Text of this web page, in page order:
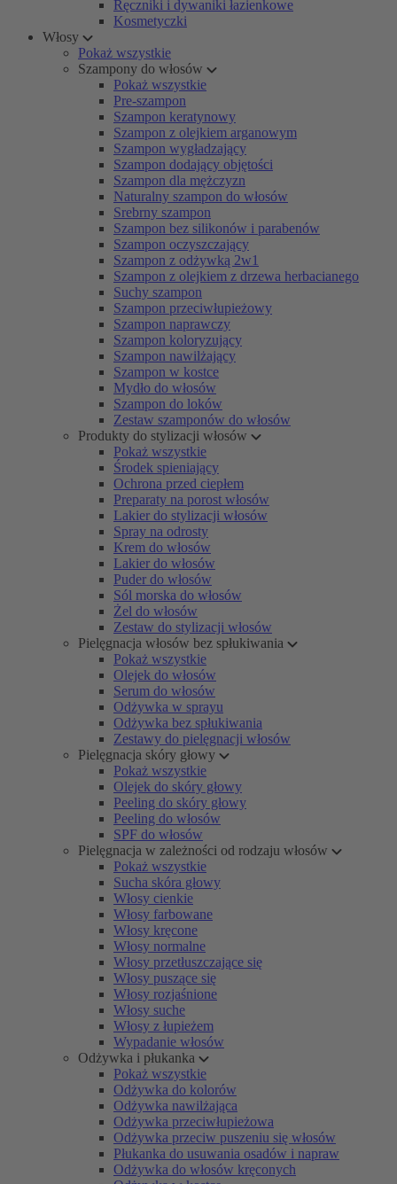
Ręczniki i dywaniki łazienkowe
Kosmetyczki
Włosy
Pokaż wszystkie
Szampony do włosów
Pokaż wszystkie
Pre-szampon
Szampon keratynowy
Szampon z olejkiem arganowym
Szampon wygładzający
Szampon dodający objętości
Szampon dla mężczyzn
Naturalny szampon do włosów
Srebrny szampon
Szampon bez silikonów i parabenów
Szampon oczyszczający
Szampon z odżywką 2w1
Szampon z olejkiem z drzewa herbacianego
Suchy szampon
Szampon przeciwłupieżowy
Szampon naprawczy
Szampon koloryzujący
Szampon nawilżający
Szampon w kostce
Mydło do włosów
Szampon do loków
Zestaw szamponów do włosów
Produkty do stylizacji włosów
Pokaż wszystkie
Środek spieniający
Ochrona przed ciepłem
Preparaty na porost włosów
Lakier do stylizacji włosów
Spray na odrosty
Krem do włosów
Lakier do włosów
Puder do włosów
Sól morska do włosów
Żel do włosów
Zestaw do stylizacji włosów
Pielęgnacja włosów bez spłukiwania
Pokaż wszystkie
Olejek do włosów
Serum do włosów
Odżywka w sprayu
Odżywka bez spłukiwania
Zestawy do pielęgnacji włosów
Pielęgnacja skóry głowy
Pokaż wszystkie
Olejek do skóry głowy
Peeling do skóry głowy
Peeling do włosów
SPF do włosów
Pielęgnacja w zależności od rodzaju włosów
Pokaż wszystkie
Sucha skóra głowy
Włosy cienkie
Włosy farbowane
Włosy kręcone
Włosy normalne
Włosy przetłuszczające się
Włosy puszące się
Włosy rozjaśnione
Włosy suche
Włosy z łupieżem
Wypadanie włosów
Odżywka i płukanka
Pokaż wszystkie
Odżywka do kolorów
Odżywka nawilżająca
Odżywka przeciwłupieżowa
Odżywka przeciw puszeniu się włosów
Płukanka do usuwania osadów i napraw
Odżywka do włosów kręconych